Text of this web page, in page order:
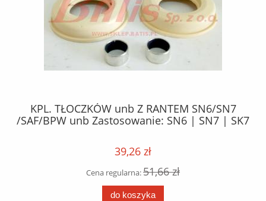
KPL. TŁOCZKÓW unb Z RANTEM SN6/SN7
/SAF/BPW unb Zastosowanie: SN6 | SN7 | SK7
39,26 zł
Cena regularna:51,66 zł
do koszyka